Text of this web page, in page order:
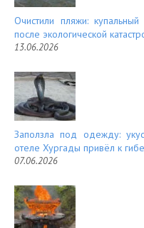
Очистили пляжи:
после экологической
13.06.2026
Заползла под одежду:
отеле Хургады привёл к
07.06.2026